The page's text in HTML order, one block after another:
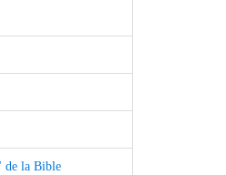
de la Bible